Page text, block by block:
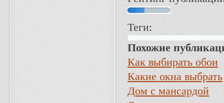
Теги:
Похожие
Как выбирать обои
Какие окна выбрать
Дом с мансардой